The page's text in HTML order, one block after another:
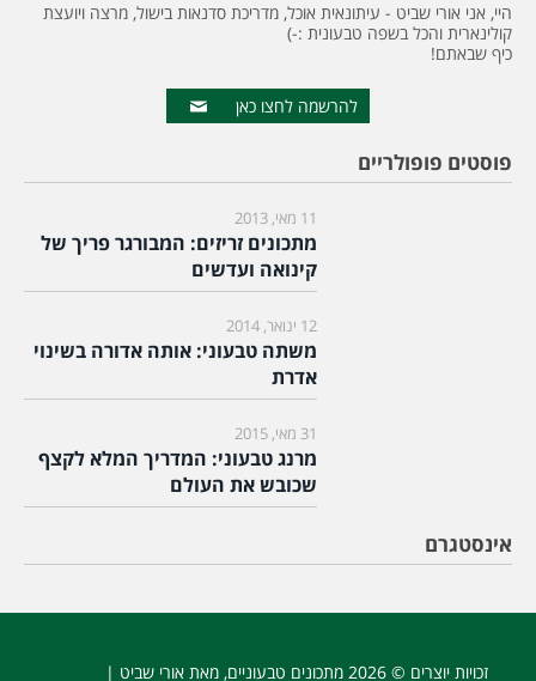
היי, אני אורי שביט - עיתונאית אוכל, מדריכת סדנאות בישול, מרצה ויועצת
קולינארית והכל בשפה טבעונית :-)
כיף שבאתם!
להרשמה לחצו כאן
פוסטים פופולריים
11 מאי, 2013
מתכונים זריזים: המבורגר פריך של
קינואה ועדשים
12 ינואר, 2014
משתה טבעוני: אותה אדורה בשינוי
אדרת
31 מאי, 2015
מרנג טבעוני: המדריך המלא לקצף
שכובש את העולם
אינסטגרם
זכויות יוצרים © 2026 מתכונים טבעוניים, מאת אורי שביט |